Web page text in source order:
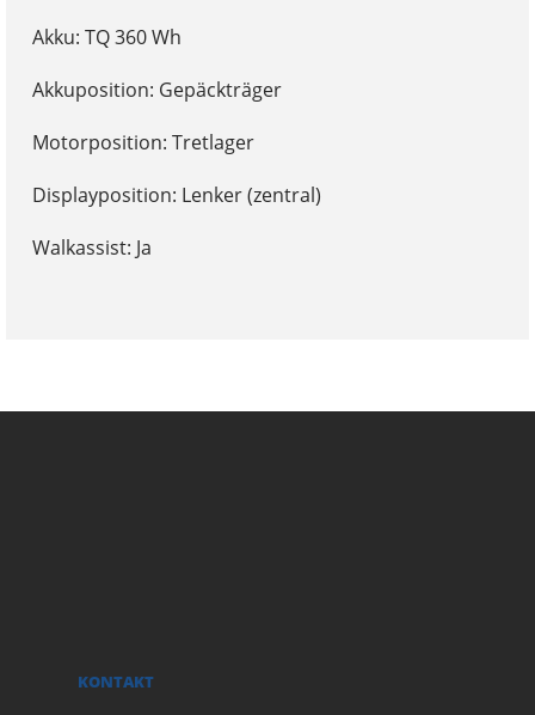
Akku: TQ 360 Wh
Akkuposition: Gepäckträger
Motorposition: Tretlager
Displayposition: Lenker (zentral)
Walkassist: Ja
KONTAKT